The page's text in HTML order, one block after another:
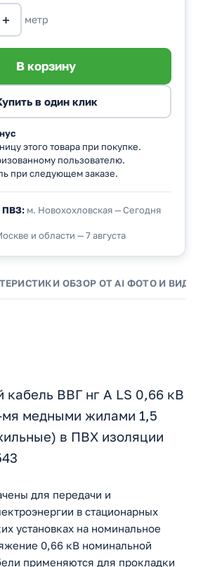
+ метр
этого товара при покупке.
пользователю.
при следующем заказе.
ПВЗ:м. Новохохловская — Сегодня
и области — 7 августа
ОБЗОР ОТ AI ФОТО И ВИДЕО
кабель ВВГ нг А LS 0,66 кВ
мя медными жилами 1,5
в ПВХ изоляции
для передачи и
в стационарных
установках на номинальное
0,66 кВ номинальной
применяются для прокладки